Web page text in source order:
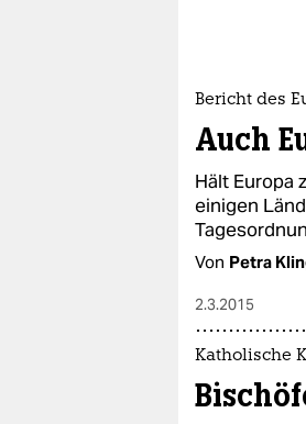
Bericht des
Auch
Hält Europa
einigen
Von Petra
2.3.2015
Katholische